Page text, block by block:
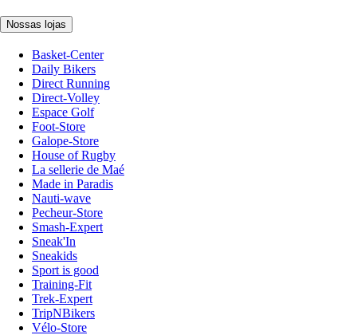
Nossas lojas
Basket-Center
Daily Bikers
Direct Running
Direct-Volley
Espace Golf
Foot-Store
Galope-Store
House of Rugby
La sellerie de Maé
Made in Paradis
Nauti-wave
Pecheur-Store
Smash-Expert
Sneak'In
Sneakids
Sport is good
Training-Fit
Trek-Expert
TripNBikers
Vélo-Store